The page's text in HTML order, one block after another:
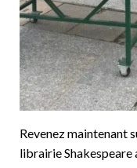
Revenez maintenant
librairie Shakespeare